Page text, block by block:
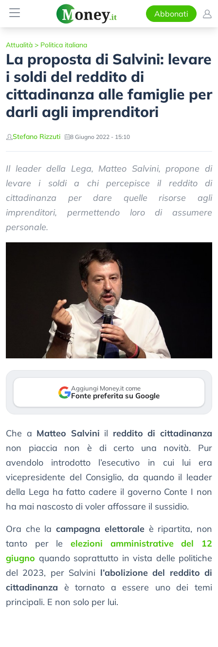
Abbonati
Attualità > Politica italiana
La proposta di Salvini: levare
i soldi del reddito di
cittadinanza alle famiglie per
darli agli imprenditori
Stefano Rizzuti 8 Giugno 2022 - 15:10
Il leader della Lega, Matteo Salvini, propone di
levare i soldi a chi percepisce il reddito di
cittadinanza per dare quelle risorse agli
imprenditori, permettendo loro di assumere
personale.
Aggiungi Money.it come
Fonte preferita su Google
Che a Matteo Salvini il reddito di cittadinanza
non piaccia non è di certo una novità. Pur
avendolo introdotto l’esecutivo in cui lui era
vicepresidente del Consiglio, da quando il leader
della Lega ha fatto cadere il governo Conte I non
ha mai nascosto di voler affossare il sussidio.
Ora che lacampagna elettoraleè ripartita, non
tanto per le elezioni amministrative del 12
giugno quando soprattutto in vista delle politiche
del 2023, per Salvini l’abolizione del reddito di
cittadinanza è tornato a essere uno dei temi
principali. E non solo per lui.